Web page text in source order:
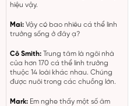
hiệu vậy.
Mai: Vậy có bao nhiêu cá thể linh
trưởng sống ở đây ạ?
Cô Smith: Trung tâm là ngôi nhà
của hơn 170 cá thể linh trưởng
thuộc 14 loài khác nhau. Chúng
được nuôi trong các chuồng lớn.
Mark: Em nghe thấy một số âm